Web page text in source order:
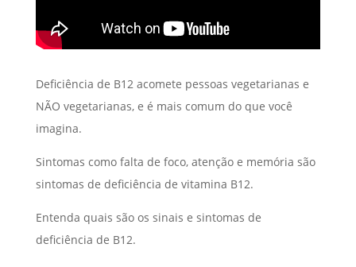
Deficiência de B12 acomete pessoas vegetarianas e
NÃO vegetarianas, e é mais comum do que você
imagina.
Sintomas como falta de foco, atenção e memória são
sintomas de deficiência de vitamina B12.
Entenda quais são os sinais e sintomas de
deficiência de B12.